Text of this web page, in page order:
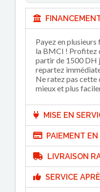
Payez en
la BMCI ! Profitez
partir de 1500 DH
repartez
Ne ratez pas
mieux et plus
MISE EN
PAIEMENT
LIVRAISON
SERVICE